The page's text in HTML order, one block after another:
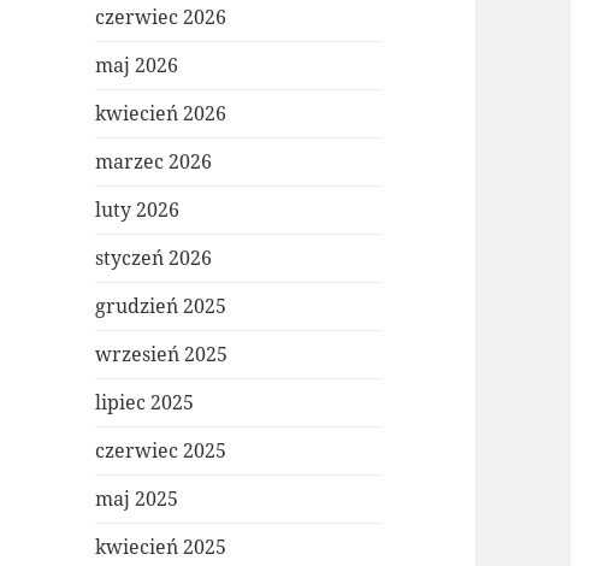
czerwiec 2026
maj 2026
kwiecień 2026
marzec 2026
luty 2026
styczeń 2026
grudzień 2025
wrzesień 2025
lipiec 2025
czerwiec 2025
maj 2025
kwiecień 2025